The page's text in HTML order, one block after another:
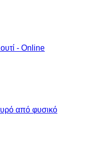
- Online
από φυσικό